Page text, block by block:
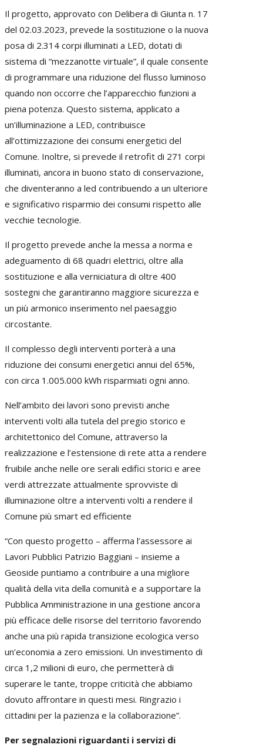
Il progetto, approvato con Delibera di Giunta n. 17
del 02.03.2023, prevede la sostituzione o la nuova
posa di 2.314 corpi illuminati a LED, dotati di
sistema di “mezzanotte virtuale”, il quale consente
di programmare una riduzione del flusso luminoso
quando non occorre che l’apparecchio funzioni a
piena potenza. Questo sistema, applicato a
un’illuminazione a LED, contribuisce
all’ottimizzazione dei consumi energetici del
Comune. Inoltre, si prevede il retrofit di 271 corpi
illuminati, ancora in buono stato di conservazione,
che diventeranno a led contribuendo a un ulteriore
e significativo risparmio dei consumi rispetto alle
vecchie tecnologie.
Il progetto prevede anche la messa a norma e
adeguamento di 68 quadri elettrici, oltre alla
sostituzione e alla verniciatura di oltre 400
sostegni che garantiranno maggiore sicurezza e
un più armonico inserimento nel paesaggio
circostante.
Il complesso degli interventi porterà a una
riduzione dei consumi energetici annui del 65%,
con circa 1.005.000 kWh risparmiati ogni anno.
Nell’ambito dei lavori sono previsti anche
interventi volti alla tutela del pregio storico e
architettonico del Comune, attraverso la
realizzazione e l’estensione di rete atta a rendere
fruibile anche nelle ore serali edifici storici e aree
verdi attrezzate attualmente sprovviste di
illuminazione oltre a interventi volti a rendere il
Comune più smart ed efficiente
“Con questo progetto – afferma l’assessore ai
Lavori Pubblici Patrizio Baggiani – insieme a
Geoside puntiamo a contribuire a una migliore
qualità della vita della comunità e a supportare la
Pubblica Amministrazione in una gestione ancora
più efficace delle risorse del territorio favorendo
anche una più rapida transizione ecologica verso
un’economia a zero emissioni. Un investimento di
circa 1,2 milioni di euro, che permetterà di
superare le tante, troppe criticità che abbiamo
dovuto affrontare in questi mesi. Ringrazio i
cittadini per la pazienza e la collaborazione”.
Per segnalazioni riguardanti i servizi di